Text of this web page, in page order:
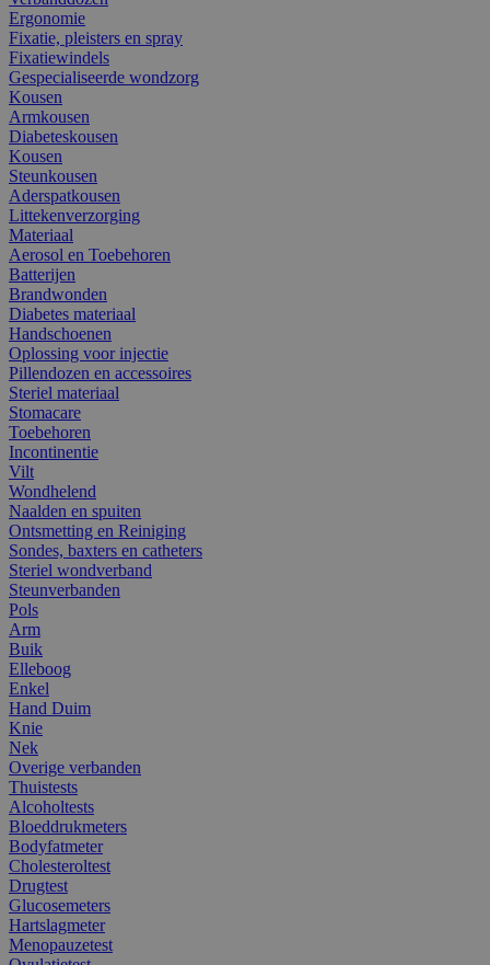
Ergonomie
Fixatie, pleisters en spray
Fixatiewindels
Gespecialiseerde wondzorg
Kousen
Armkousen
Diabeteskousen
Kousen
Steunkousen
Aderspatkousen
Littekenverzorging
Materiaal
Aerosol en Toebehoren
Batterijen
Brandwonden
Diabetes materiaal
Handschoenen
Oplossing voor injectie
Pillendozen en accessoires
Steriel materiaal
Stomacare
Toebehoren
Incontinentie
Vilt
Wondhelend
Naalden en spuiten
Ontsmetting en Reiniging
Sondes, baxters en catheters
Steriel wondverband
Steunverbanden
Pols
Arm
Buik
Elleboog
Enkel
Hand Duim
Knie
Nek
Overige verbanden
Thuistests
Alcoholtests
Bloeddrukmeters
Bodyfatmeter
Cholesteroltest
Drugtest
Glucosemeters
Hartslagmeter
Menopauzetest